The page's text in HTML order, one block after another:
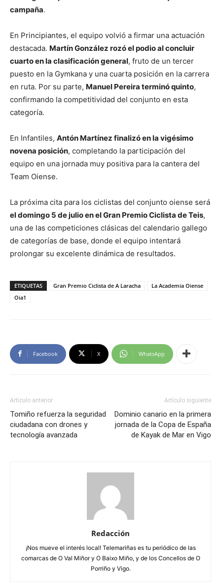
campaña.
En Principiantes, el equipo volvió a firmar una actuación
destacada. Martín González rozó el podio al concluir
cuarto en la clasificación general, fruto de un tercer
puesto en la Gymkana y una cuarta posición en la carrera
en ruta. Por su parte, Manuel Pereira terminó quinto,
confirmando la competitividad del conjunto en esta
categoría.
En Infantiles, Antón Martínez finalizó en la vigésimo
novena posición, completando la participación del
equipo en una jornada muy positiva para la cantera del
Team Oiense.
La próxima cita para los ciclistas del conjunto oiense será
el domingo 5 de julio en el Gran Premio Ciclista de Teis,
una de las competiciones clásicas del calendario gallego
de categorías de base, donde el equipo intentará
prolongar su excelente dinámica de resultados.
ETIQUETAS Gran Premio Ciclista de A Laracha
La Academia Oiense
Oia1
Facebook X WhatsApp
Artículo anterior
Tomiño refuerza la seguridad
ciudadana con drones y
tecnología avanzada
Artículo siguiente
Dominio canario en la primera
jornada de la Copa de España
de Kayak de Mar en Vigo
Redacción
¡Nos mueve el interés local! Telemariñas es tu periódico de las
comarcas de O Val Miñor y O Baixo Miño, y de los Concellos de O
Porriño y Vigo.